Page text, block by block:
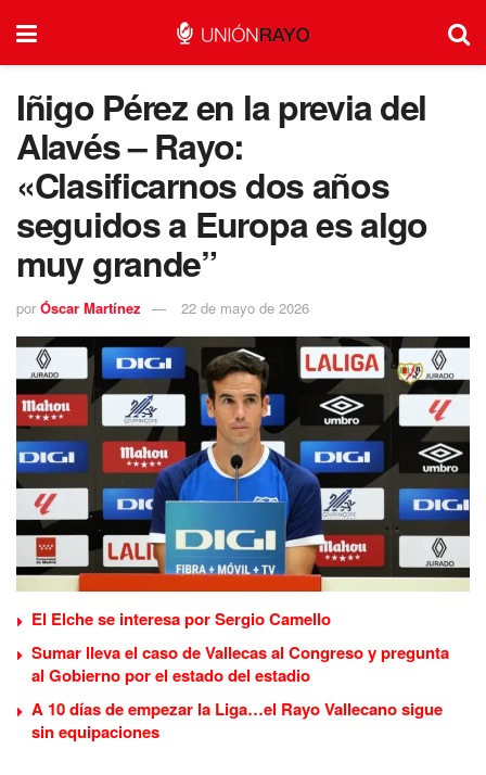
Iñigo Pérez en la previa del
Alavés – Rayo:
«Clasificarnos dos años
seguidos a Europa es algo
muy grande”
por Óscar Martínez 22 de mayo de 2026
El Elche se interesa por Sergio Camello
Sumar lleva el caso de Vallecas al Congreso y pregunta
al Gobierno por el estado del estadio
A 10 días de empezar la Liga…el Rayo Vallecano sigue
sin equipaciones